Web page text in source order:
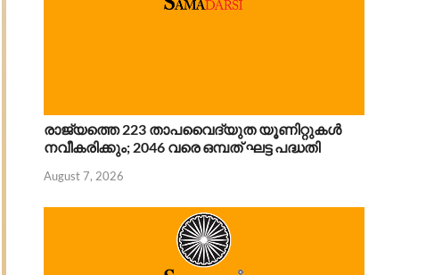
രാജ്യത്തെ 223 താപവൈദ്യുത യൂണിറ്റുകൾ
നവീകരിക്കും; 2046 വരെ ഒമ്പത് ഘട്ട പദ്ധതി
August 7, 2026